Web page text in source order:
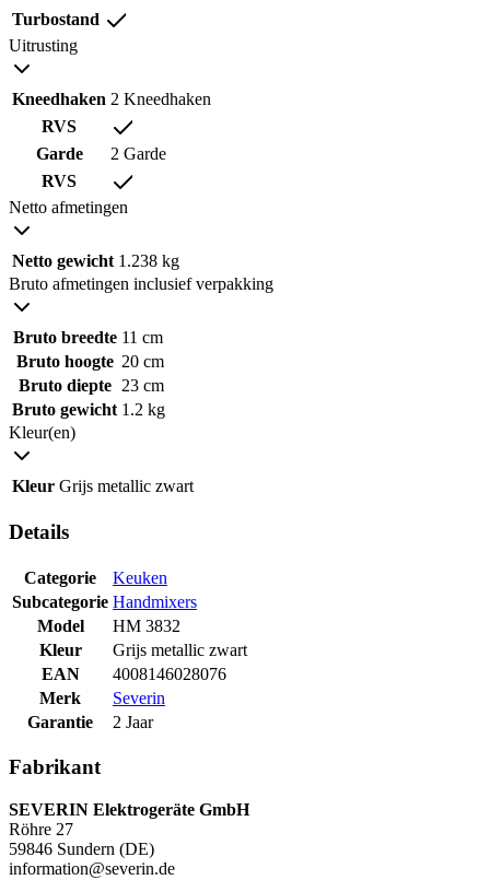
Turbostand
Uitrusting
Kneedhaken 2 Kneedhaken
RVS
Garde
2 Garde
RVS
Netto afmetingen
Netto gewicht 1.238 kg
Bruto afmetingen inclusief verpakking
Bruto breedte 11 cm
Bruto hoogte 20 cm
Bruto diepte
23 cm
Bruto gewicht 1.2 kg
Kleur(en)
Kleur Grijs metallic zwart
Details
Categorie
Keuken
Subcategorie Handmixers
Model
HM 3832
Kleur
Grijs metallic zwart
EAN
4008146028076
Merk
Severin
Garantie
2 Jaar
Fabrikant
SEVERIN Elektrogeräte GmbH
Röhre 27
59846 Sundern (DE)
information@severin.de